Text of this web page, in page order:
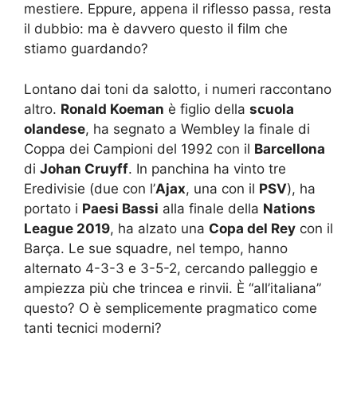
mestiere. Eppure, appena il riflesso passa, resta
il dubbio: ma è davvero questo il film che
stiamo guardando?
Lontano dai toni da salotto, i numeri raccontano
altro. Ronald Koeman è figlio della scuola
olandese, ha segnato a Wembley la finale di
Coppa dei Campioni del 1992 con il Barcellona
di Johan Cruyff. In panchina ha vinto tre
Eredivisie (due con l’Ajax, una con il PSV), ha
portato i Paesi Bassi alla finale della Nations
League 2019, ha alzato una Copa del Rey con il
Barça. Le sue squadre, nel tempo, hanno
alternato 4-3-3 e 3-5-2, cercando palleggio e
ampiezza più che trincea e rinvii. È “all’italiana”
questo? O è semplicemente pragmatico come
tanti tecnici moderni?